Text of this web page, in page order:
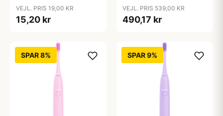
VEJL. PRIS 19,00 KR
15,20 kr
VEJL. PRIS 539,00 KR
490,17 kr
SPAR 8% SPAR 9%